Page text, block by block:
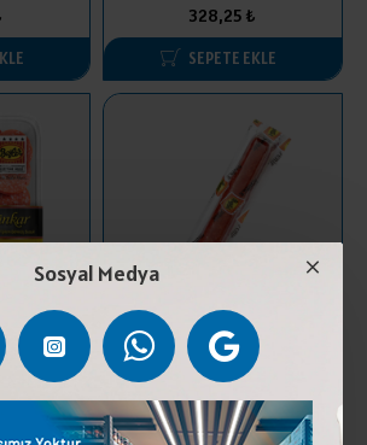
Sosyal Medya
328,25 ₺
SEPETE EKLE
DİLİMLİ
BEŞLER PİLİÇ SUCUK EKO BÜFE
BATON 350 GR
111,25 ₺